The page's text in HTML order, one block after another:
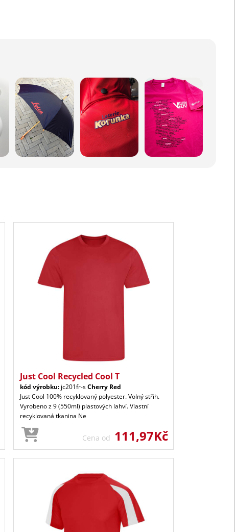
Just Cool Recycled Cool T
kód výrobku: jc201fr-sCherry Red
Just Cool 100% recyklovaný polyester. Volný střih.
Vyrobeno z 9 (550ml) plastových lahví. Vlastní
recyklovaná tkanina Ne
Cena od 111,97Kč